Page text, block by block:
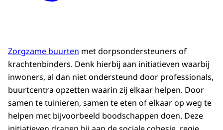
Zorgzame buurten met dorpsondersteuners of
krachtenbinders. Denk hierbij aan initiatieven waarbij
inwoners, al dan niet ondersteund door professionals,
buurtcentra opzetten waarin zij elkaar helpen. Door
samen te tuinieren, samen te eten of elkaar op weg te
helpen met bijvoorbeeld boodschappen doen. Deze